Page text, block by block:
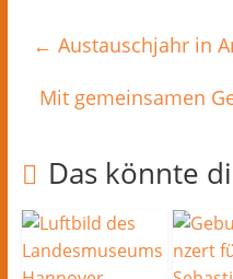
← Austauschjahr in
Mit gemeinsamen
Das könnte